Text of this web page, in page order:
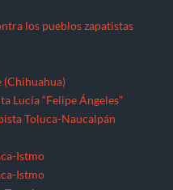
los pueblos zapatistas
Lucía “Felipe Ángeles”
Toluca-Naucalpán
Istmo
Istmo